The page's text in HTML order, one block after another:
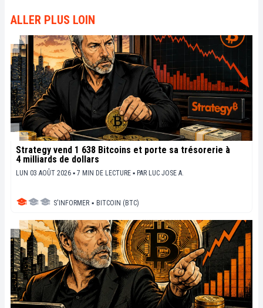
ALLER PLUS LOIN
Strategy vend 1 638 Bitcoins et porte sa trésorerie à
4 milliards de dollars
LUN 03 AOÛT 2026 ▪ 7 MIN DE LECTURE ▪ PAR LUC JOSE A.
S'INFORMER ▪ BITCOIN (BTC)